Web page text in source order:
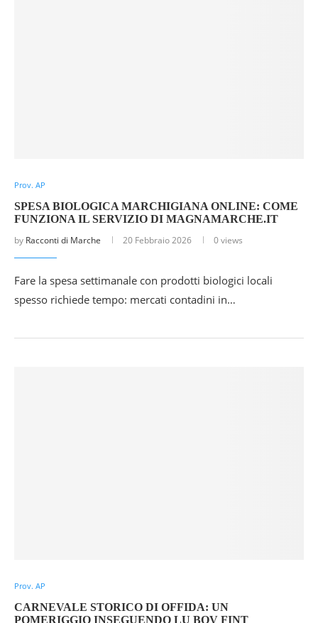
Prov. AP
SPESA BIOLOGICA MARCHIGIANA ONLINE: COME
FUNZIONA IL SERVIZIO DI MAGNAMARCHE.IT
by Racconti di Marche 20 Febbraio 2026 0 views
Fare la spesa settimanale con prodotti biologici locali
spesso richiede tempo: mercati contadini in…
Prov. AP
CARNEVALE STORICO DI OFFIDA: UN
POMERIGGIO INSEGUENDO LU BOV FINT